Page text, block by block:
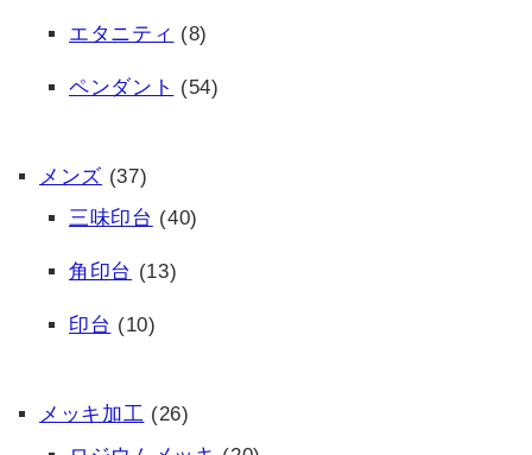
エタニティ (8)
ペンダント (54)
メンズ (37)
三味印台 (40)
角印台 (13)
印台 (10)
メッキ加工 (26)